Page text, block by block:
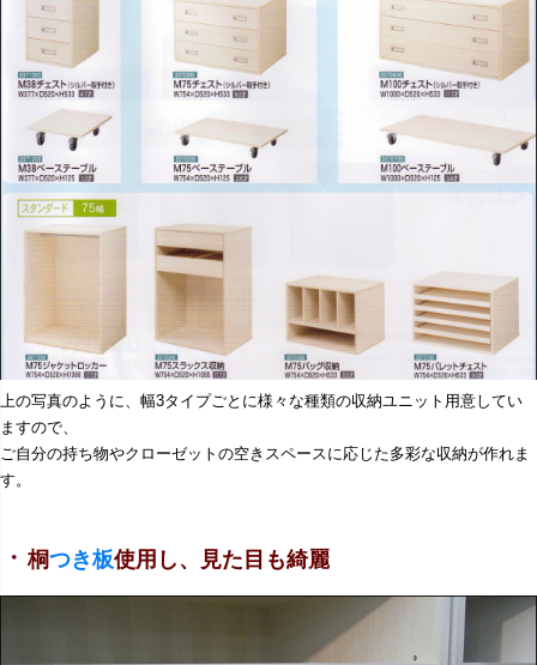
上の写真のように、幅3タイプごとに様々な種類の収納ユニット用意してい
ますので、
ご自分の持ち物やクローゼットの空きスペースに応じた多彩な収納が作れま
す。
・桐つき板使用し、見た目も綺麗